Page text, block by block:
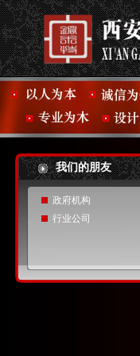
我们的朋友
政府机构
行业公司